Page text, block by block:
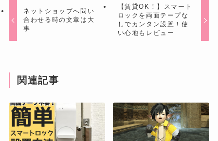
ネットショップへ問い
合わせる時の文章は大
事
【賃貸OK！】スマート
ロックを両面テープな
しでカンタン設置！使
い心地もレビュー
関連記事